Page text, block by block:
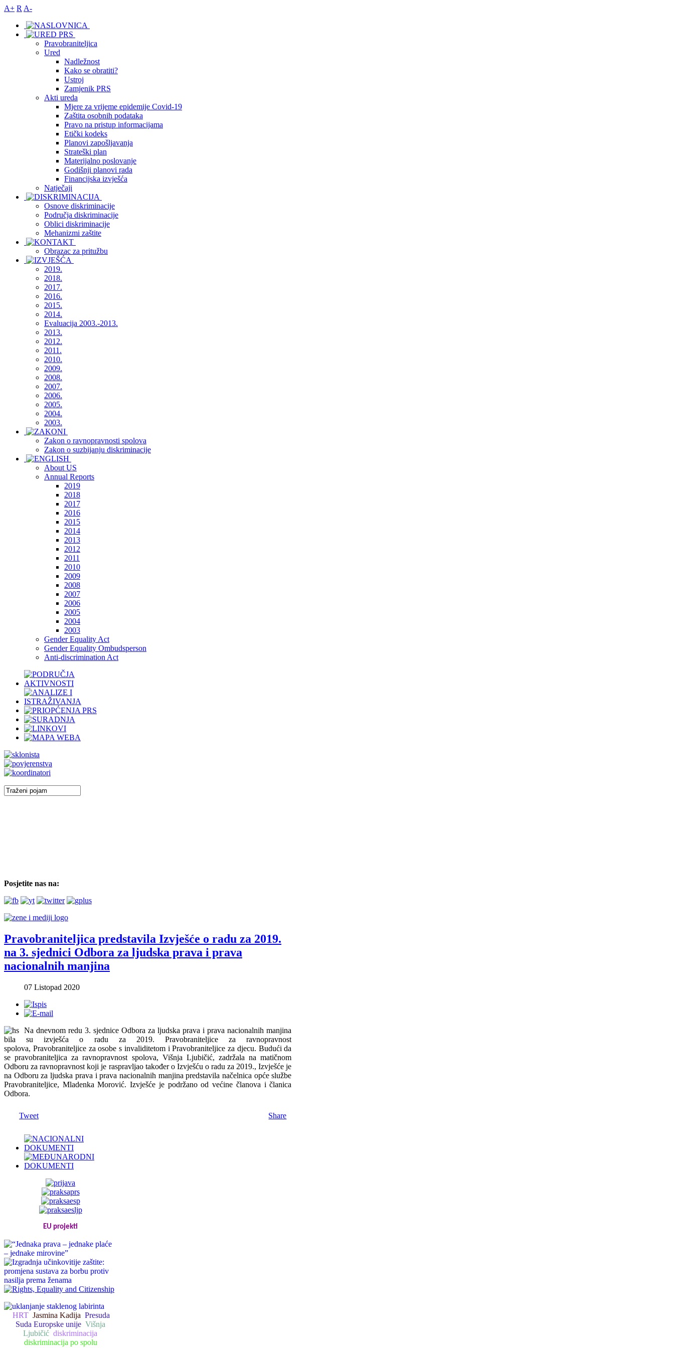
A+ R A-
Pravobraniteljica
Ured
Nadležnost
Kako se obratiti?
Ustroj
Zamjenik PRS
Akti ureda
Mjere za vrijeme epidemije Covid-19
Zaštita osobnih podataka
Pravo na pristup informacijama
Etički kodeks
Planovi zapošljavanja
Strateški plan
Materijalno poslovanje
Godišnji planovi rada
Financijska izvješća
Natječaji
Osnove diskriminacije
Područja diskriminacije
Oblici diskriminacije
Mehanizmi zaštite
Obrazac za pritužbu
2019.
2018.
2017.
2016.
2015.
2014.
Evaluacija 2003.-2013.
2013.
2012.
2011.
2010.
2009.
2008.
2007.
2006.
2005.
2004.
2003.
Zakon o ravnopravnosti spolova
Zakon o suzbijanju diskriminacije
About US
Annual Reports
2019
2018
2017
2016
2015
2014
2013
2012
2011
2010
2009
2008
2007
2006
2005
2004
2003
Gender Equality Act
Gender Equality Ombudsperson
Anti-discrimination Act
Posjetite nas na:
Pravobraniteljica predstavila Izvješće o radu za 2019.
na 3. sjednici Odbora za ljudska prava i prava
nacionalnih manjina
07 Listopad 2020
Na dnevnom redu 3. sjednice Odbora za ljudska prava i prava nacionalnih manjina
bila su izvješća o radu za 2019. Pravobraniteljice za ravnopravnost
spolova, Pravobraniteljice za osobe s invaliditetom i Pravobraniteljice za djecu. Budući da
se pravobraniteljica za ravnopravnost spolova, Višnja Ljubičić, zadržala na matičnom
Odboru za ravnopravnost koji je raspravljao također o Izvješću o radu za 2019., Izvješće je
na Odboru za ljudska prava i prava nacionalnih manjina predstavila načelnica opće službe
Pravobraniteljice, Mladenka Morović. Izvješće je podržano od većine članova i članica
Odbora.
Tweet Share
EU projekti
HRT Jasmina Kadija Presuda
Suda Europske unije Višnja
Ljubičić diskriminacija
diskriminacija po spolu